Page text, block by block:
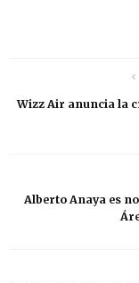
Wizz Air anuncia la
Alberto Anaya es